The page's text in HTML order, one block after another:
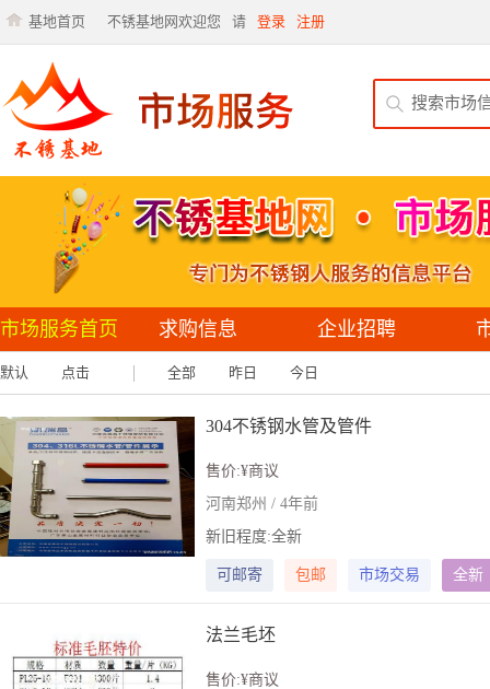
基地首页 不锈基地网欢迎您 请 登录 注册
市场服务首页 求购信息 企业招聘
默认 点击 全部 昨日 今日
304不锈钢水管及管件
售价:¥商议
河南郑州 / 4年前
新旧程度:全新
可邮寄 包邮 市场交易 全新
法兰毛坯
售价:¥商议